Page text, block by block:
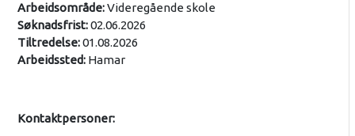
Arbeidsområde:Videregående skole
Søknadsfrist:02.06.2026
Tiltredelse:01.08.2026
Arbeidssted: Hamar
Kontaktpersoner: